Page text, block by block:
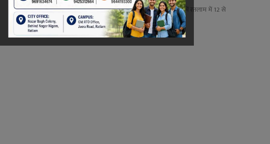
अखिल विश्व गायत्री परिवार शांतिकुंज हरिद्वार के तत्वावधान में रतलाम में 12 से
15...